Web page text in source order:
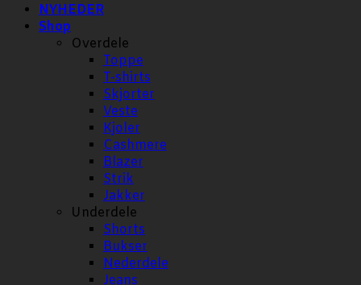
NYHEDER
Shop
Overdele
Toppe
T-shirts
Skjorter
Veste
Kjoler
Cashmere
Blazer
Strik
Jakker
Underdele
Shorts
Bukser
Nederdele
Jeans